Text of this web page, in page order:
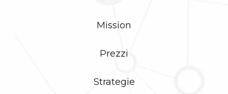
Mission
Prezzi
Strategie